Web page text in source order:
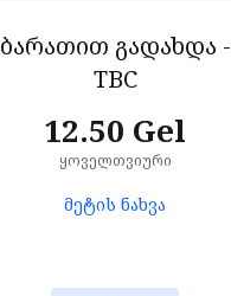
ბარათით გადახდა -
TBC
12.50 Gel
ყოველთვიური
მეტის ნახვა